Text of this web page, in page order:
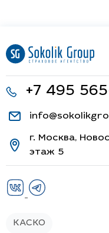
+7 495
г. Москва,
этаж 5
КАСКО